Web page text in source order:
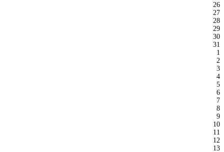
26
27
28
29
30
31
1
2
3
4
5
6
7
8
9
10
11
12
13